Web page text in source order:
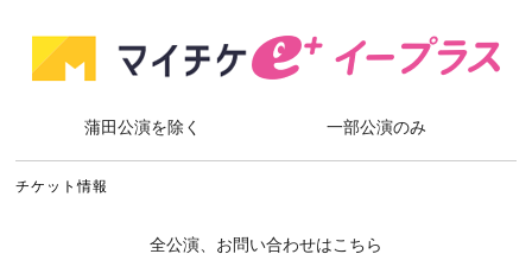
蒲田公演を除く 一部公演のみ
チケット情報
全公演、お問い合わせはこちら